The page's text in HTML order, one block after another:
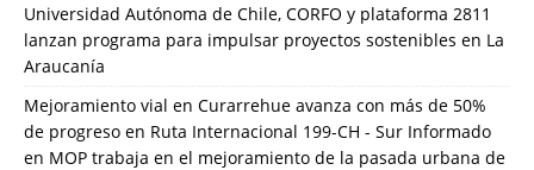
Universidad Autónoma de Chile, CORFO y plataforma 2811
lanzan programa para impulsar proyectos sostenibles en La
Araucanía
Mejoramiento vial en Curarrehue avanza con más de 50%
de progreso en Ruta Internacional 199-CH - Sur Informado
en MOP trabaja en el mejoramiento de la pasada urbana de